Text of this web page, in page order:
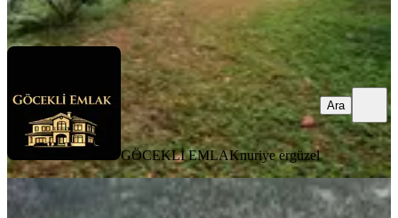
Ara
GÖCEKLİ EMLAKnuriye ergüzel
Ara
Vip Gayrimenkul'den Kaş Sarıbelen